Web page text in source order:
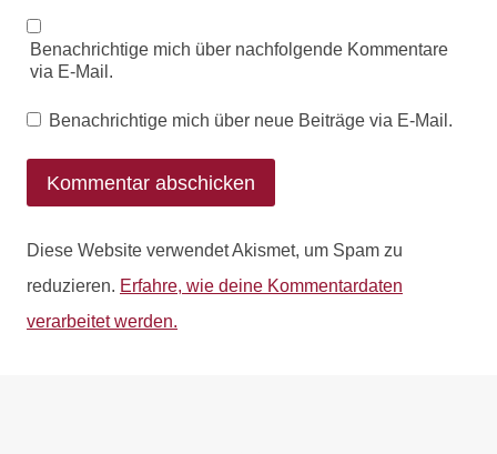
Benachrichtige mich über nachfolgende Kommentare
via E-Mail.
Benachrichtige mich über neue Beiträge via E-Mail.
Diese Website verwendet Akismet, um Spam zu
reduzieren. Erfahre, wie deine Kommentardaten
verarbeitet werden.